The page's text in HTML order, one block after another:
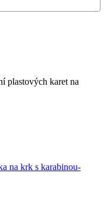
plastových karet na